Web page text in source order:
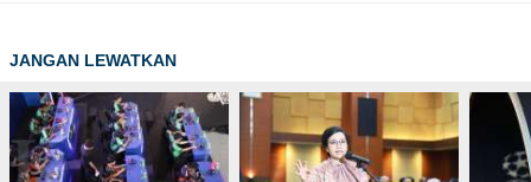
JANGAN LEWATKAN